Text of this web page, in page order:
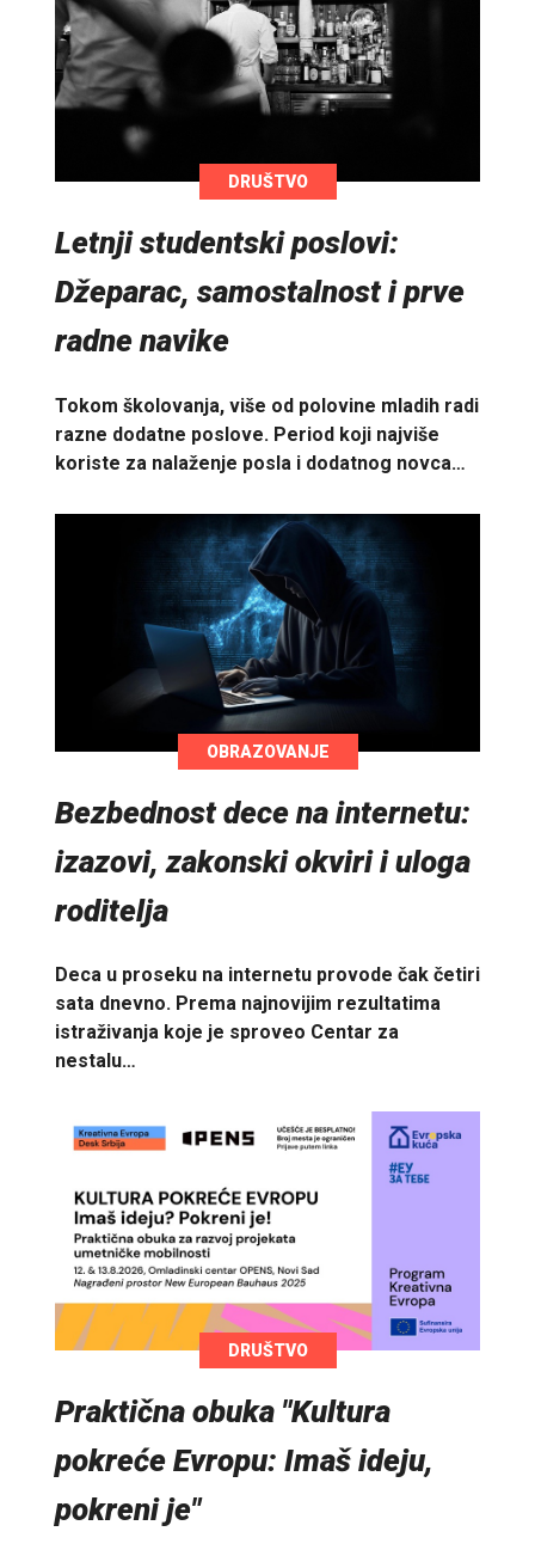
DRUŠTVO
Letnji studentski poslovi:
Džeparac, samostalnost i prve
radne navike
Tokom školovanja, više od polovine mladih radi
razne dodatne poslove. Period koji najviše
koriste za nalaženje posla i dodatnog novca…
OBRAZOVANJE
Bezbednost dece na internetu:
izazovi, zakonski okviri i uloga
roditelja
Deca u proseku na internetu provode čak četiri
sata dnevno. Prema najnovijim rezultatima
istraživanja koje je sproveo Centar za
nestalu…
DRUŠTVO
Praktična obuka "Kultura
pokreće Evropu: Imaš ideju,
pokreni je"